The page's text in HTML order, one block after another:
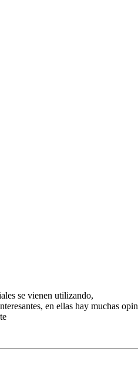
se vienen utilizando,
en ellas hay muchas